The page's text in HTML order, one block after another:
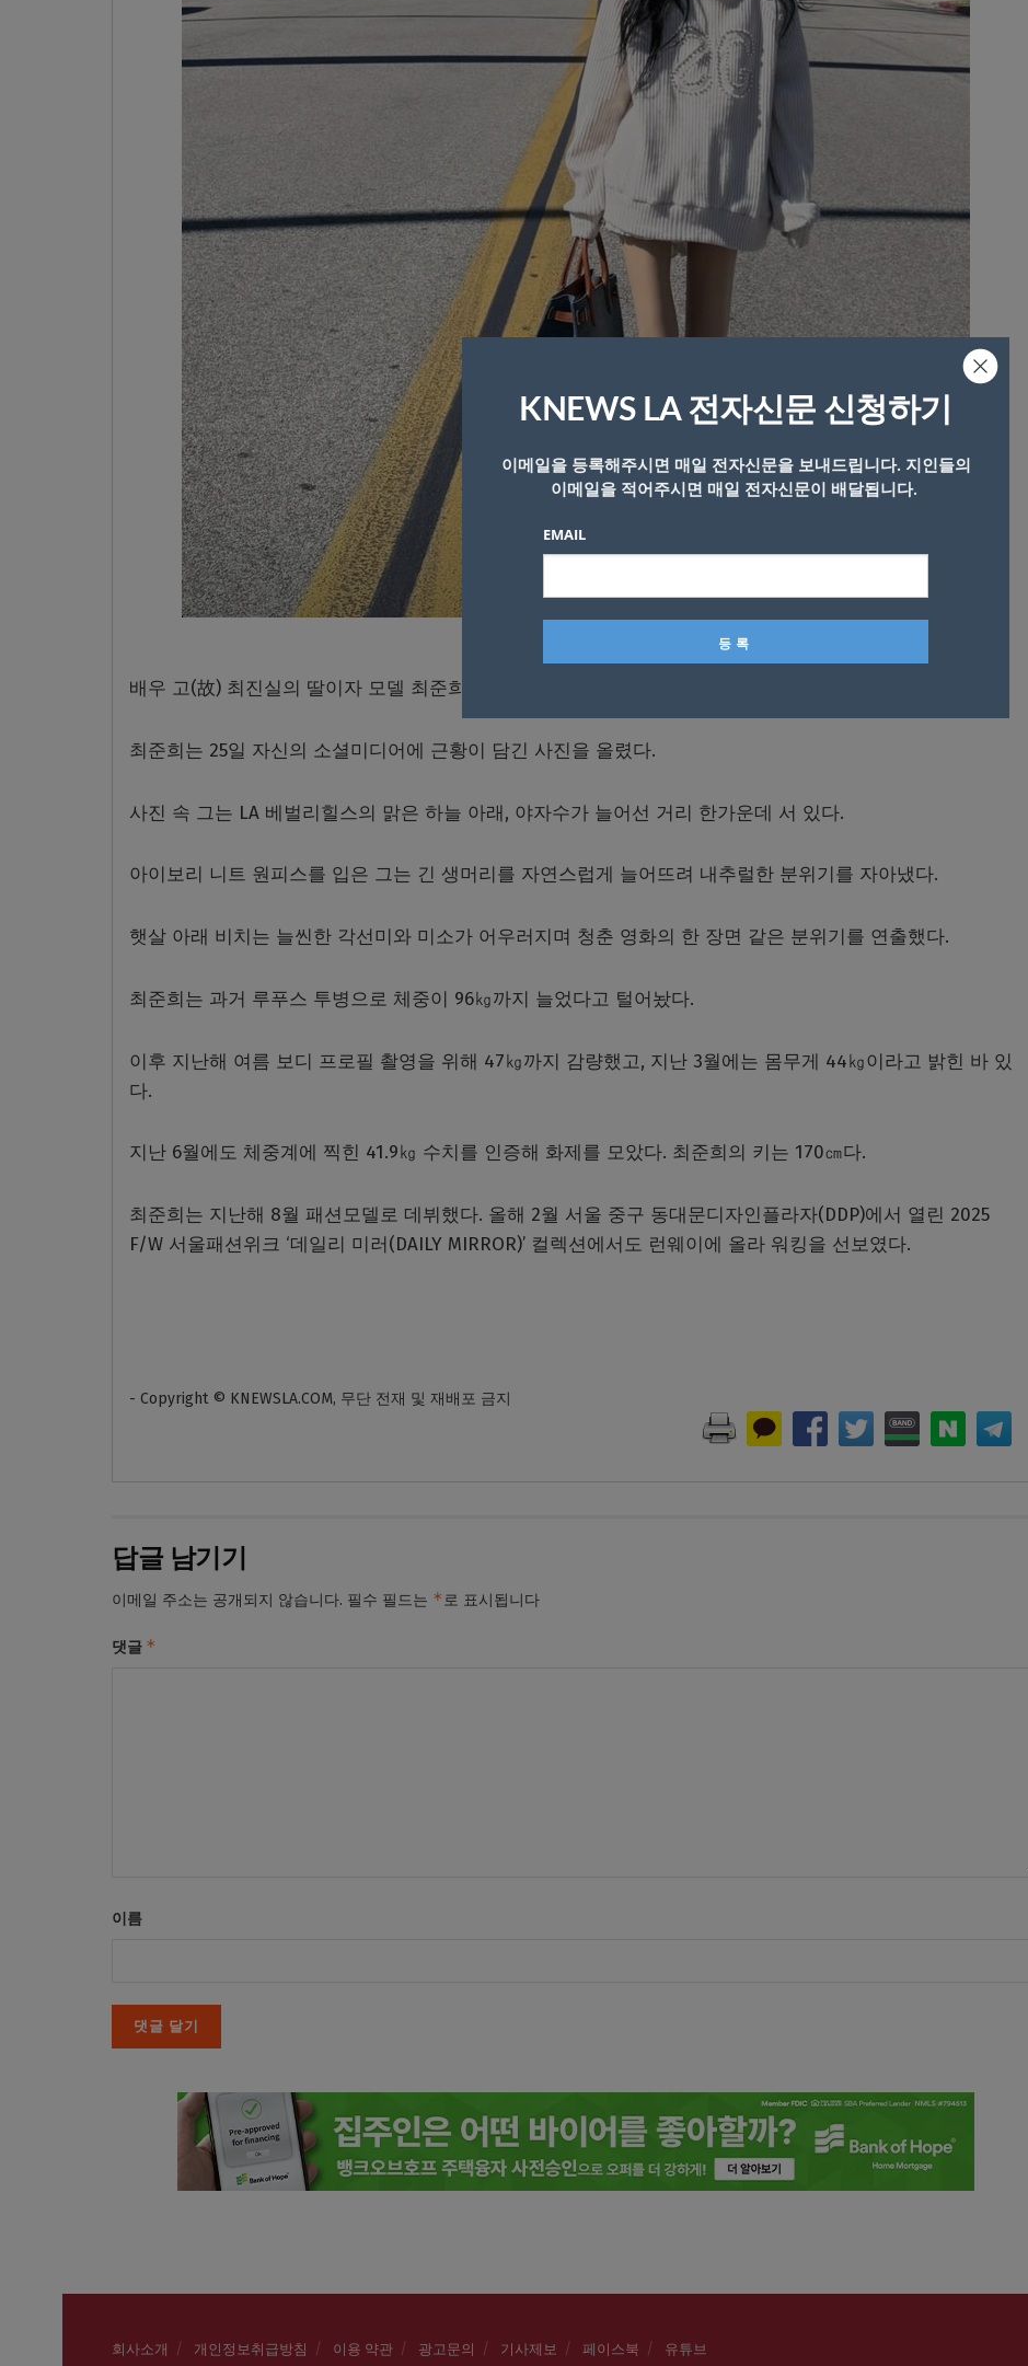
배우 고(故) 최진실의 딸이자 모델 최준희가 베벌리힐스에서 미모를 뽐냈다.
최준희는 25일 자신의 소셜미디어에 근황이 담긴 사진을 올렸다.
사진 속 그는 LA 베벌리힐스의 맑은 하늘 아래, 야자수가 늘어선 거리 한가운데 서 있다.
아이보리 니트 원피스를 입은 그는 긴 생머리를 자연스럽게 늘어뜨려 내추럴한 분위기를 자아냈다.
햇살 아래 비치는 늘씬한 각선미와 미소가 어우러지며 청춘 영화의 한 장면 같은 분위기를 연출했다.
최준희는 과거 루푸스 투병으로 체중이 96㎏까지 늘었다고 털어놨다.
이후 지난해 여름 보디 프로필 촬영을 위해 47㎏까지 감량했고, 지난 3월에는 몸무게 44㎏이라고 밝힌 바 있
다.
지난 6월에도 체중계에 찍힌 41.9㎏ 수치를 인증해 화제를 모았다. 최준희의 키는 170㎝다.
최준희는 지난해 8월 패션모델로 데뷔했다. 올해 2월 서울 중구 동대문디자인플라자(DDP)에서 열린 2025
F/W 서울패션위크 ‘데일리 미러(DAILY MIRROR)’ 컬렉션에서도 런웨이에 올라 워킹을 선보였다.
- Copyright © KNEWSLA.COM, 무단 전재 및 재배포 금지
답글 남기기
이메일 주소는 공개되지 않습니다. 필수 필드는 *로 표시됩니다
댓글 *
이름
회사소개 개인정보취급방침 이용 약관 광고문의 기사제보 페이스북 유튜브
KNEWS LA 전자신문 신청하기
이메일을 등록해주시면 매일 전자신문을 보내드립니다. 지인들의
이메일을 적어주시면 매일 전자신문이 배달됩니다.
EMAIL